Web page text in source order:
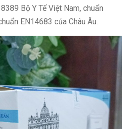
Bộ Y Tế Việt Nam, chuẩn
EN14683 của Châu Âu.